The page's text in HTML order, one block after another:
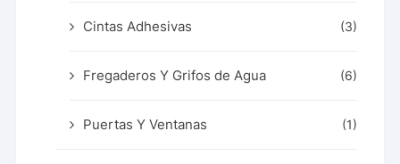
Cintas Adhesivas (3)
Fregaderos Y Grifos de Agua (6)
Puertas Y Ventanas (1)